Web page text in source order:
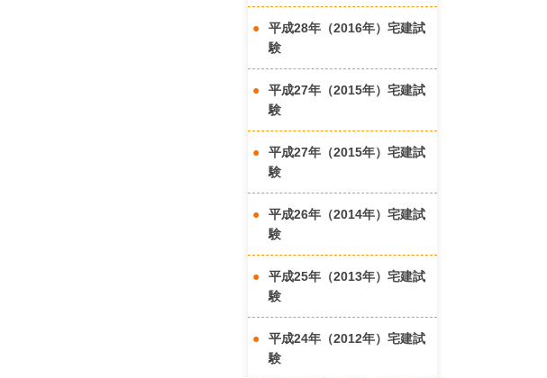
平成28年（2016年）宅建試
験
平成27年（2015年）宅建試
験
平成27年（2015年）宅建試
験
平成26年（2014年）宅建試
験
平成25年（2013年）宅建試
験
平成24年（2012年）宅建試
験